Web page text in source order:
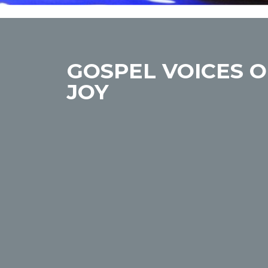
GOSPEL VOICES
JOY